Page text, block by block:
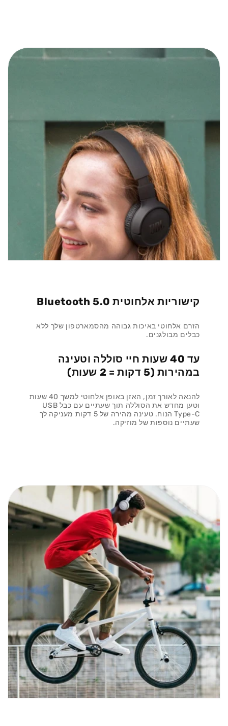
קישוריות אלחוטית Bluetooth 5.0
הזרם אלחוטי באיכות גבוהה מהסמארטפון שלך ללא
כבלים מבולגנים.
עד 40 שעות חיי סוללה וטעינה
במהירות (5 דקות = 2 שעות)
להנאה לאורך זמן, האזן באופן אלחוטי למשך 40 שעות
וטען מחדש את הסוללה תוך שעתיים עם כבל USB
Type-C הנוח. טעינה מהירה של 5 דקות מעניקה לך
שעתיים נוספות של מוזיקה.